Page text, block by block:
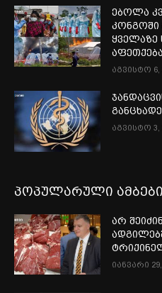
ებოლა
აგვისტო 6,
აგვისტო 3,
პოპულარული ამბები
არ
იანვარი 29,